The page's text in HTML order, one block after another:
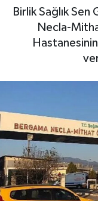
Birlik Sağlık
Necla-
Tüm
Son Dakika
Haber Arşivi